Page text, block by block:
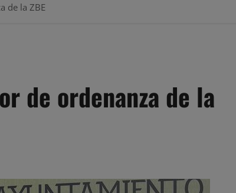
de la ZBE
de ordenanza de la